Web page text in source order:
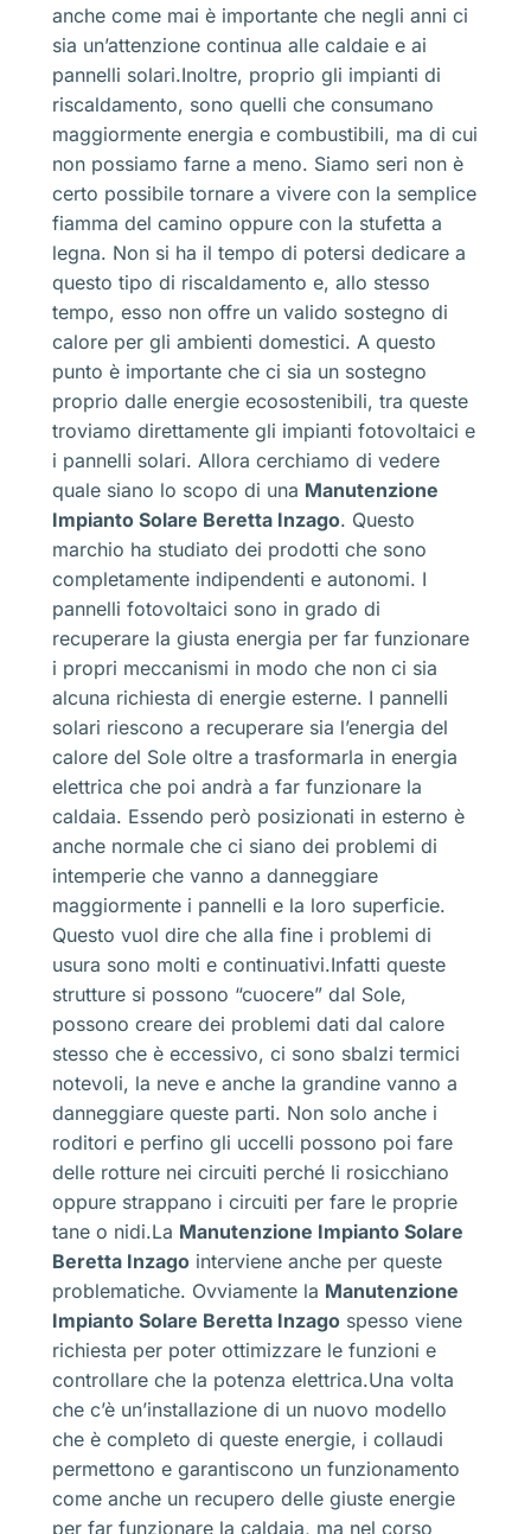
anche come mai è importante che negli anni ci
sia un’attenzione continua alle caldaie e ai
pannelli solari.Inoltre, proprio gli impianti di
riscaldamento, sono quelli che consumano
maggiormente energia e combustibili, ma di cui
non possiamo farne a meno. Siamo seri non è
certo possibile tornare a vivere con la semplice
fiamma del camino oppure con la stufetta a
legna. Non si ha il tempo di potersi dedicare a
questo tipo di riscaldamento e, allo stesso
tempo, esso non offre un valido sostegno di
calore per gli ambienti domestici. A questo
punto è importante che ci sia un sostegno
proprio dalle energie ecosostenibili, tra queste
troviamo direttamente gli impianti fotovoltaici e
i pannelli solari. Allora cerchiamo di vedere
quale siano lo scopo di una Manutenzione
Impianto Solare Beretta Inzago. Questo
marchio ha studiato dei prodotti che sono
completamente indipendenti e autonomi. I
pannelli fotovoltaici sono in grado di
recuperare la giusta energia per far funzionare
i propri meccanismi in modo che non ci sia
alcuna richiesta di energie esterne. I pannelli
solari riescono a recuperare sia l’energia del
calore del Sole oltre a trasformarla in energia
elettrica che poi andrà a far funzionare la
caldaia. Essendo però posizionati in esterno è
anche normale che ci siano dei problemi di
intemperie che vanno a danneggiare
maggiormente i pannelli e la loro superficie.
Questo vuol dire che alla fine i problemi di
usura sono molti e continuativi.Infatti queste
strutture si possono “cuocere” dal Sole,
possono creare dei problemi dati dal calore
stesso che è eccessivo, ci sono sbalzi termici
notevoli, la neve e anche la grandine vanno a
danneggiare queste parti. Non solo anche i
roditori e perfino gli uccelli possono poi fare
delle rotture nei circuiti perché li rosicchiano
oppure strappano i circuiti per fare le proprie
tane o nidi.La Manutenzione Impianto Solare
Beretta Inzago interviene anche per queste
problematiche. Ovviamente la Manutenzione
Impianto Solare Beretta Inzago spesso viene
richiesta per poter ottimizzare le funzioni e
controllare che la potenza elettrica.Una volta
che c’è un’installazione di un nuovo modello
che è completo di queste energie, i collaudi
permettono e garantiscono un funzionamento
come anche un recupero delle giuste energie
per far funzionare la caldaia, ma nel corso